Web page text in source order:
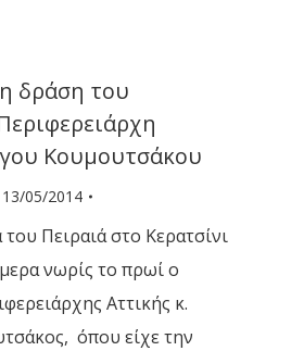
δράση του
Κουμουτσάκου
13/05/2014
Πειραιά στο Κερατσίνι
νωρίς το πρωί ο
Αττικής κ.
όπου είχε την